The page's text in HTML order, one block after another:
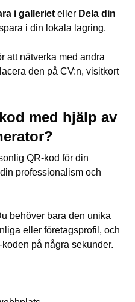
i galleriet eller Dela din
i din lokala lagring.
att nätverka med andra
den på CV:n, visitkort
med hjälp av
QR-kod för din
professionalism och
behöver bara den unika
eller företagsprofil, och
på några sekunder.